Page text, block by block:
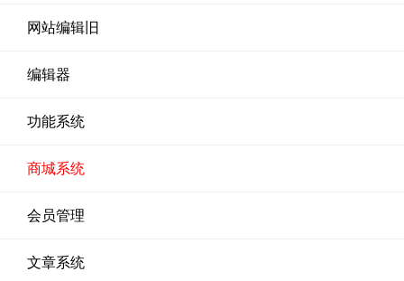
网站编辑旧
编辑器
功能系统
商城系统
会员管理
文章系统